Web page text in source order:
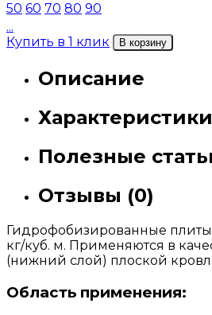
50 60 70 80 90
...
Купить в 1 клик
В корзину
Описание
Характеристики
Полезные
Отзывы (0)
Гидрофобизированные плиты
кг/куб. м. Применяются в
(нижний слой) плоской
Область применения: